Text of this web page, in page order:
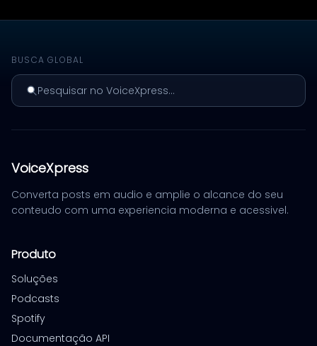
BUSCA GLOBAL
Pesquisar no VoiceXpress...
VoiceXpress
Converta posts em audio e amplie o alcance do seu
conteudo com uma experiencia moderna e acessivel.
Produto
Soluções
Podcasts
Spotify
Documentação API